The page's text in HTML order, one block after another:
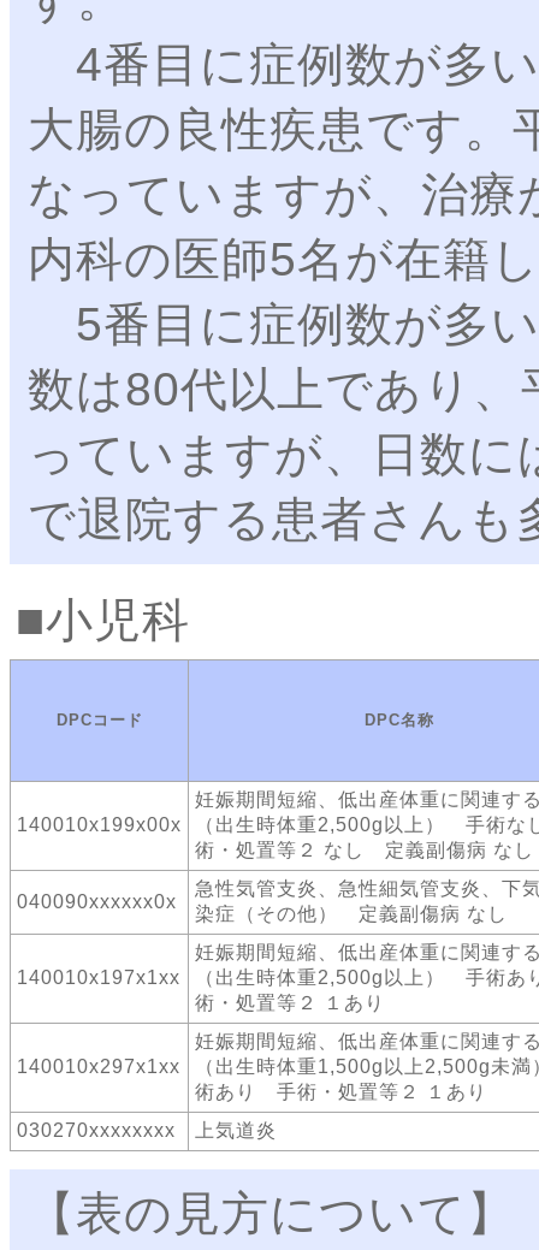
4番目に症例数が多
大腸の良性疾患です。
なっていますが、治療
内科の医師5名が在籍
5番目に症例数が多
数は80代以上であり
っていますが、日数
で退院する患者さんも
小児科
DPCコード DPC名称
140010x199x00x
妊娠期間短縮、低出産体重に関連す
（出生時体重2,500g以上） 手術
術・処置等２ なし 定義副傷病 なし
040090xxxxxx0x
急性気管支炎、急性細気管支炎、下
染症（その他） 定義副傷病 なし
140010x197x1xx
妊娠期間短縮、低出産体重に関連す
（出生時体重2,500g以上） 手術
術・処置等２ １あり
140010x297x1xx
妊娠期間短縮、低出産体重に関連す
（出生時体重1,500g以上2,500g未
術あり 手術・処置等２ １あり
030270xxxxxxxx
上気道炎
【表の見方について】